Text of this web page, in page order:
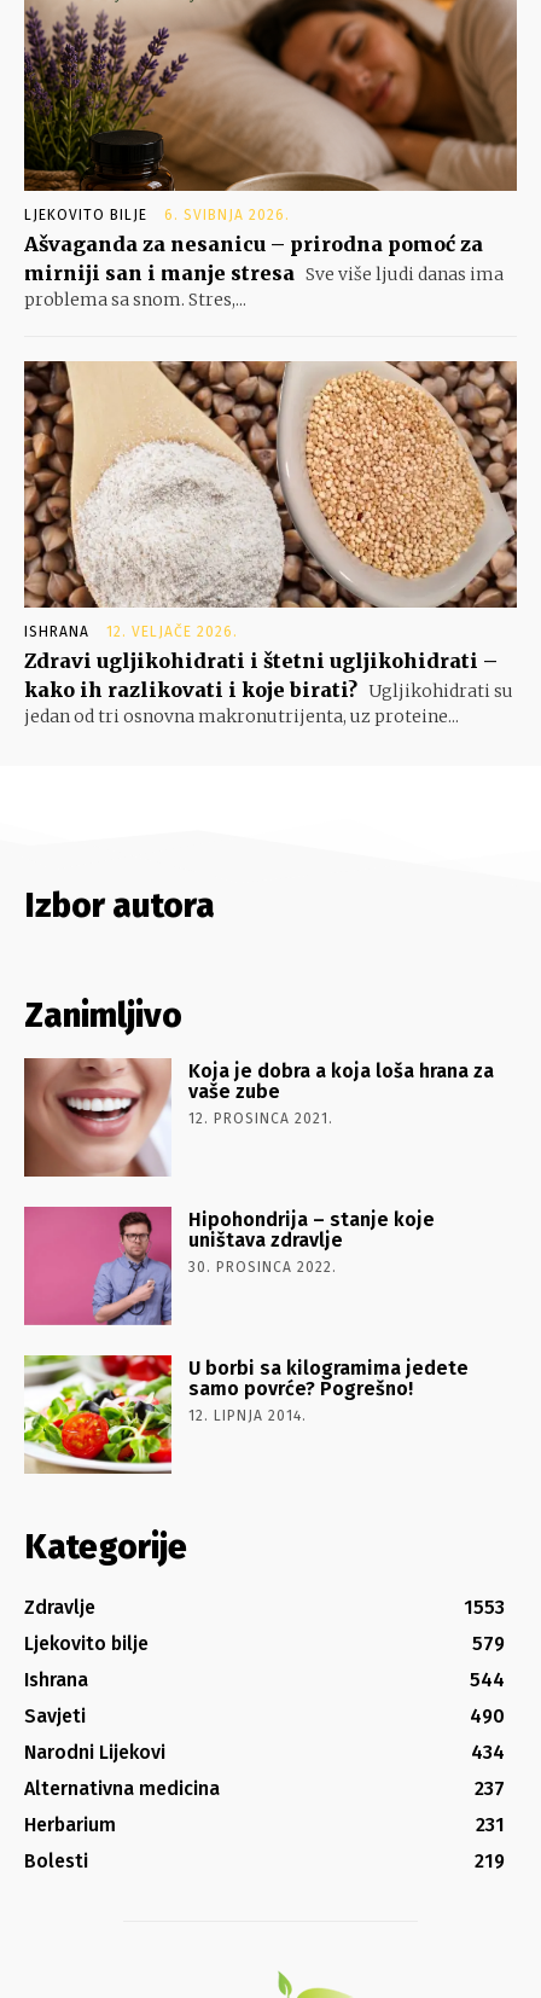
LJEKOVITO BILJE 6. SVIBNJA 2026.
Ašvaganda za nesanicu – prirodna pomoć za
mirniji san i manje stresa Sve više ljudi danas ima
problema sa snom. Stres,...
ISHRANA 12. VELJAČE 2026.
Zdravi ugljikohidrati i štetni ugljikohidrati –
kako ih razlikovati i koje birati? Ugljikohidrati su
jedan od tri osnovna makronutrijenta, uz proteine...
Izbor autora
Zanimljivo
Koja je dobra a koja loša hrana za
vaše zube
12. PROSINCA 2021.
Hipohondrija – stanje koje
uništava zdravlje
30. PROSINCA 2022.
U borbi sa kilogramima jedete
samo povrće? Pogrešno!
12. LIPNJA 2014.
Kategorije
Zdravlje
1553
Ljekovito bilje
579
Ishrana
544
Savjeti
490
Narodni Lijekovi
434
Alternativna medicina
237
Herbarium
231
Bolesti
219